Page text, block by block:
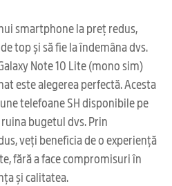
smartphone la preț redus,
top și să fie la îndemâna dvs.
Note 10 Lite (mono sim)
este alegerea perfectă. Acesta
telefoane SH disponibile pe
bugetul dvs. Prin
veți beneficia de o experiență
fără a face compromisuri în
și calitatea.